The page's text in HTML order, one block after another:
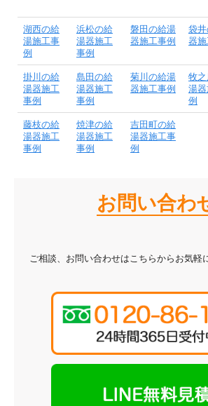
湖西の給
湯施工事
例
浜松の給
湯器施工
事例
磐田の給湯
器施工事例
袋
器施
掛川の給
湯器施工
事例
島田の給
湯器施工
事例
菊川の給湯
器施工事例
牧
湯
例
藤枝の給
湯器施工
事例
焼津の給
湯器施工
事例
吉田町の給
湯器施工事
例
お問い合わ
ご相談、お問い合わせはこちらからお気軽